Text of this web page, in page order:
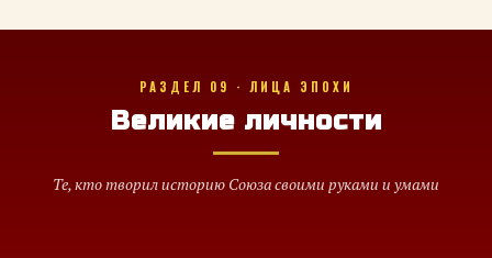
РАЗДЕЛ 09 · ЛИЦА ЭПОХИ
Великие личности
Те, кто творил историю Союза своими руками и умами